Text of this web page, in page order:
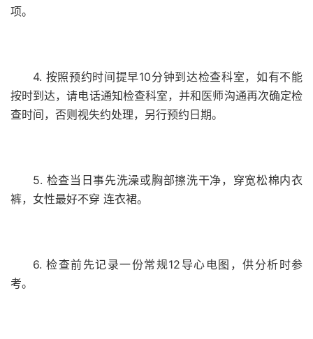
项。
4. 按照预约时间提早10分钟到达检查科室，如有不能
按时到达，请电话通知检查科室，并和医师沟通再次确定检
查时间，否则视失约处理，另行预约日期。
5. 检查当日事先洗澡或胸部擦洗干净，穿宽松棉内衣
裤，女性最好不穿 连衣裙。
6. 检查前先记录一份常规12导心电图，供分析时参
考。